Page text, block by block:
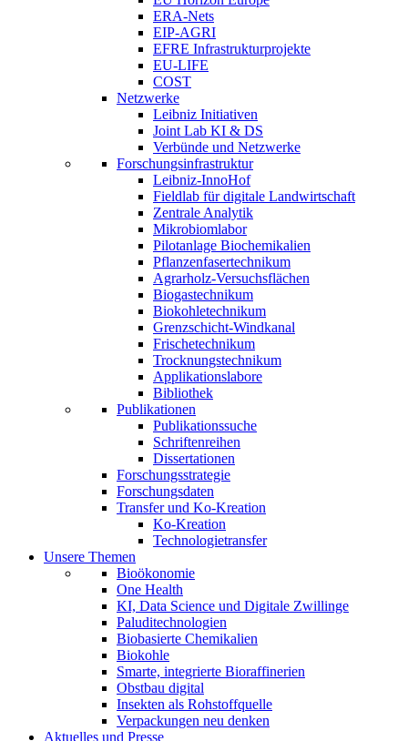
ERA-Nets
EIP-AGRI
EFRE Infrastrukturprojekte
EU-LIFE
COST
Netzwerke
Leibniz Initiativen
Joint Lab KI & DS
Verbünde und Netzwerke
Forschungsinfrastruktur
Leibniz-InnoHof
Fieldlab für digitale Landwirtschaft
Zentrale Analytik
Mikrobiomlabor
Pilotanlage Biochemikalien
Pflanzenfasertechnikum
Agrarholz-Versuchsflächen
Biogastechnikum
Biokohletechnikum
Grenzschicht-Windkanal
Frischetechnikum
Trocknungstechnikum
Applikationslabore
Bibliothek
Publikationen
Publikationssuche
Schriftenreihen
Dissertationen
Forschungsstrategie
Forschungsdaten
Transfer und Ko-Kreation
Ko-Kreation
Technologietransfer
Unsere Themen
Bioökonomie
One Health
KI, Data Science und Digitale Zwillinge
Paluditechnologien
Biobasierte Chemikalien
Biokohle
Smarte, integrierte Bioraffinerien
Obstbau digital
Insekten als Rohstoffquelle
Verpackungen neu denken
Aktuelles und Presse